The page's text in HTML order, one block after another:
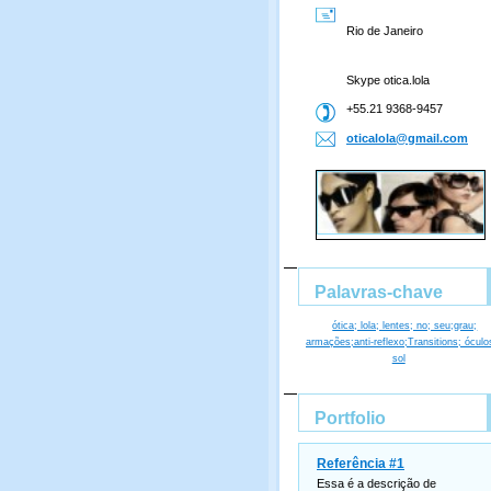
Rio de Janeiro
Skype otica.lola
+55.21 9368-9457
oticalola@gmail.com
Palavras-chave
ótica; lola; lentes; no; seu;grau;
armações;anti-reflexo;Transitions;
sol
Portfolio
Referência #1
Essa é a descrição de